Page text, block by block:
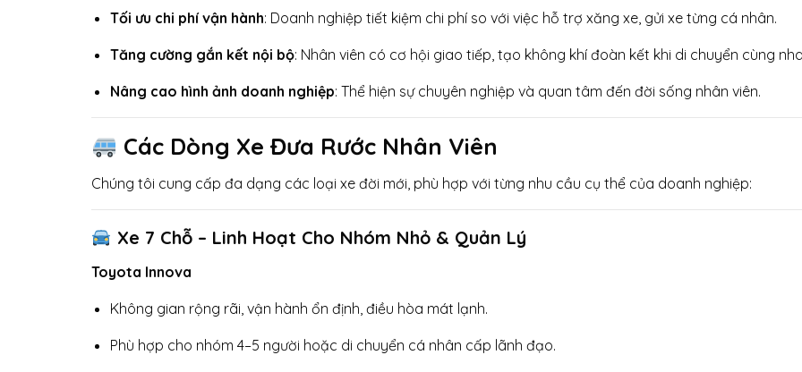
Tối ưu chi phí vận hành: Doanh nghiệp tiết kiệm chi phí so với việc hỗ trợ xăng xe, gửi xe từng cá nhân.
Tăng cường gắn kết nội bộ: Nhân viên có cơ hội giao tiếp, tạo không khí đoàn kết khi di chuyển cùng
Nâng cao hình ảnh doanh nghiệp: Thể hiện sự chuyên nghiệp và quan tâm đến đời sống nhân viên.
Các Dòng Xe Đưa Rước Nhân Viên
Chúng tôi cung cấp đa dạng các loại xe đời mới, phù hợp với từng nhu cầu cụ thể của doanh nghiệp:
Xe 7 Chỗ – Linh Hoạt Cho Nhóm Nhỏ & Quản Lý
Toyota Innova
Không gian rộng rãi, vận hành ổn định, điều hòa mát lạnh.
Phù hợp cho nhóm 4–5 người hoặc di chuyển cá nhân cấp lãnh đạo.